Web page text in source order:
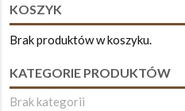
KOSZYK
Brak produktów w koszyku.
KATEGORIE PRODUKTÓW
Brak kategorii